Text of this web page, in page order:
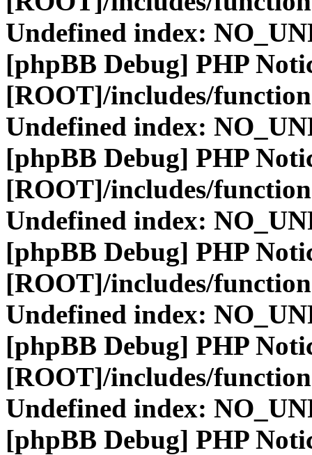
Undefined index:
[phpBB Debug] PHP
[ROOT]/includes/
Undefined index:
[phpBB Debug] PHP
[ROOT]/includes/
Undefined index:
[phpBB Debug] PHP
[ROOT]/includes/
Undefined index:
[phpBB Debug] PHP
[ROOT]/includes/
Undefined index:
[phpBB Debug] PHP